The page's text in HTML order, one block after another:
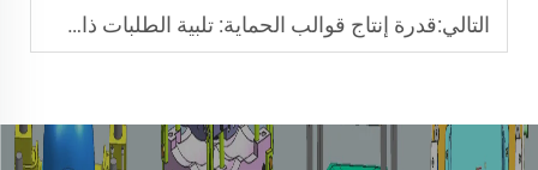
التالي:قدرة إنتاج قوالب الحماية: تلبية الطلبات ذات الطلب المرتفع